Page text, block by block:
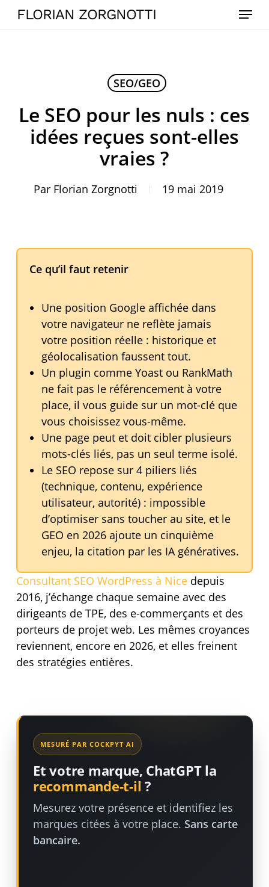
SkipFLORIAN ZORGNOTTI Menu
SEO/GEO
Le SEO pour les nuls : ces
idées reçues sont-elles
vraies ?
Par Florian Zorgnotti 19 mai 2019
Ce qu’il faut retenir
Une position Google affichée dans
votre navigateur ne reflète jamais
votre position réelle : historique et
géolocalisation faussent tout.
Un plugin comme Yoast ou RankMath
ne fait pas le référencement à votre
place, il vous guide sur un mot-clé que
vous choisissez vous-même.
Une page peut et doit cibler plusieurs
mots-clés liés, pas un seul terme isolé.
Le SEO repose sur 4 piliers liés
(technique, contenu, expérience
utilisateur, autorité) : impossible
d’optimiser sans toucher au site, et le
GEO en 2026 ajoute un cinquième
enjeu, la citation par les IA génératives.
Consultant SEO WordPress à Nicedepuis
2016, j’échange chaque semaine avec des
dirigeants de TPE, des e-commerçants et des
porteurs de projet web. Les mêmes croyances
reviennent, encore en 2026, et elles freinent
des stratégies entières.
MESURÉ PAR COCKPYT AI
Et votre marque, ChatGPT la
recommande-t-il ?
Mesurez votre présence et identifiez les
marques citées à votre place. Sans carte
bancaire.